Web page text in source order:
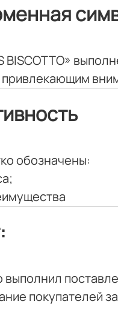
BISCOTTO»
обозначены:
покупателей